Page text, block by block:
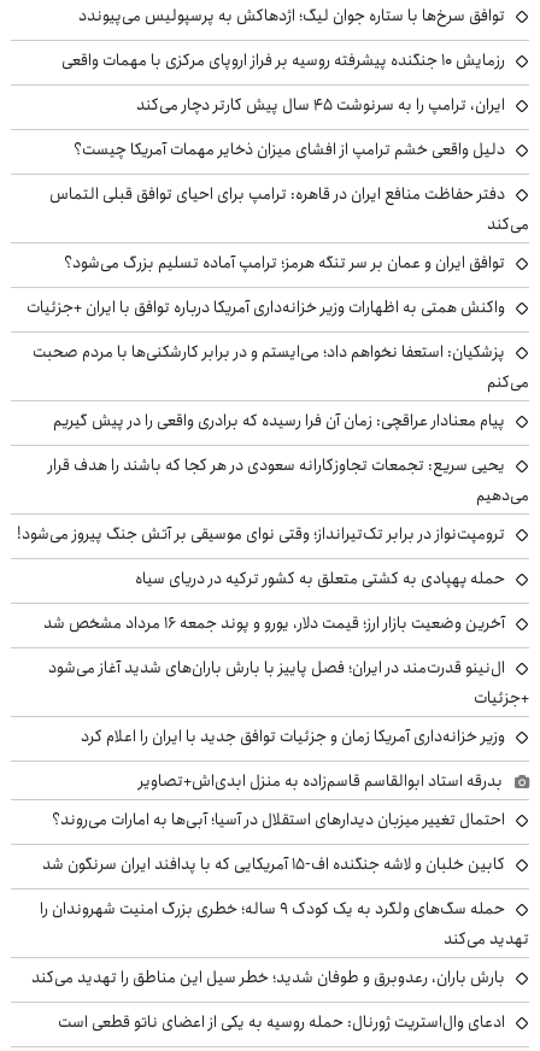
توافق سرخ‌ها با ستاره جوان لیگ؛ اژدهاکش به پرسپولیس می‌پیوندد
رزمایش ۱۰ جنگنده پیشرفته روسیه بر فراز اروپای مرکزی با مهمات واقعی
ایران، ترامپ را به سرنوشت ۴۵ سال پیش کارتر دچار می‌کند
دلیل واقعی خشم ترامپ از افشای میزان ذخایر مهمات آمریکا چیست؟
دفتر حفاظت منافع ایران در قاهره: ترامپ برای احیای توافق قبلی التماس
می‌کند
توافق ایران و عمان بر سر تنگه هرمز؛ ترامپ آماده تسلیم بزرگ می‌شود؟
واکنش همتی به اظهارات وزیر خزانه‌داری آمریکا درباره توافق با ایران +جزئیات
پزشکیان: استعفا نخواهم داد؛ می‌ایستم و در برابر کارشکنی‌ها با مردم صحبت
می‌کنم
پیام معنادار عراقچی: زمان آن فرا رسیده که برادری واقعی را در پیش گیریم
یحیی سریع: تجمعات تجاوزکارانه سعودی در هر کجا که باشند را هدف قرار
می‌دهیم
ترومپت‌نواز در برابر تک‌تیرانداز؛ وقتی نوای موسیقی بر آتش جنگ پیروز می‌شود!
حمله پهپادی به کشتی متعلق به کشور ترکیه در دریای سیاه
آخرین وضعیت بازار ارز؛ قیمت دلار، یورو و پوند جمعه ۱۶ مرداد مشخص شد
ال‌نینو قدرت‌مند در ایران؛ فصل پاییز با بارش باران‌های شدید آغاز می‌شود
+جزئیات
وزیر خزانه‌داری آمریکا زمان و جزئیات توافق جدید با ایران را اعلام کرد
بدرقه استاد ابوالقاسم قاسم‌زاده به منزل ابدی‌اش+تصاویر
احتمال تغییر میزبان دیدارهای استقلال در آسیا؛ آبی‌ها به امارات می‌روند؟
کابین خلبان و لاشه جنگنده اف-۱۵ آمریکایی که با پدافند ایران سرنگون شد
حمله سگ‌های ولگرد به یک کودک ۹ ساله؛ خطری بزرگ امنیت شهروندان را
تهدید می‌کند
بارش باران، رعدوبرق و طوفان شدید؛ خطر سیل این مناطق را تهدید می‌کند
ادعای وال‌استریت ژورنال: حمله روسیه به یکی از اعضای ناتو قطعی است